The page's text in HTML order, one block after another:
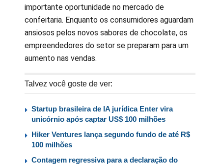
importante oportunidade no mercado de
confeitaria. Enquanto os consumidores aguardam
ansiosos pelos novos sabores de chocolate, os
empreendedores do setor se preparam para um
aumento nas vendas.
Talvez você goste de ver:
Startup brasileira de IA jurídica Enter vira
unicórnio após captar US$ 100 milhões
Hiker Ventures lança segundo fundo de até R$
100 milhões
Contagem regressiva para a declaração do